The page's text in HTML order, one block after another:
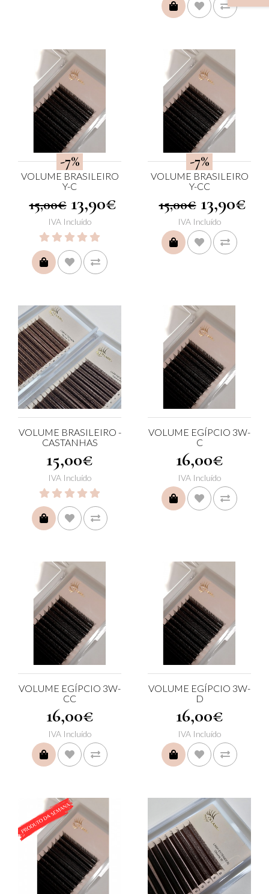
COMPRAR
-7%
VOLUME BRASILEIRO
Y-C
15,00€ 13,90€
IVA Incluído
COMPRAR
-7%
VOLUME BRASILEIRO
Y-CC
15,00€ 13,90€
IVA Incluído
COMPRAR
VOLUME BRASILEIRO -
CASTANHAS
15,00€
IVA Incluído
COMPRAR
VOLUME EGÍPCIO 3W-
C
16,00€
IVA Incluído
COMPRAR
VOLUME EGÍPCIO 3W-
CC
16,00€
IVA Incluído
COMPRAR
VOLUME EGÍPCIO 3W-
D
16,00€
IVA Incluído
COMPRAR